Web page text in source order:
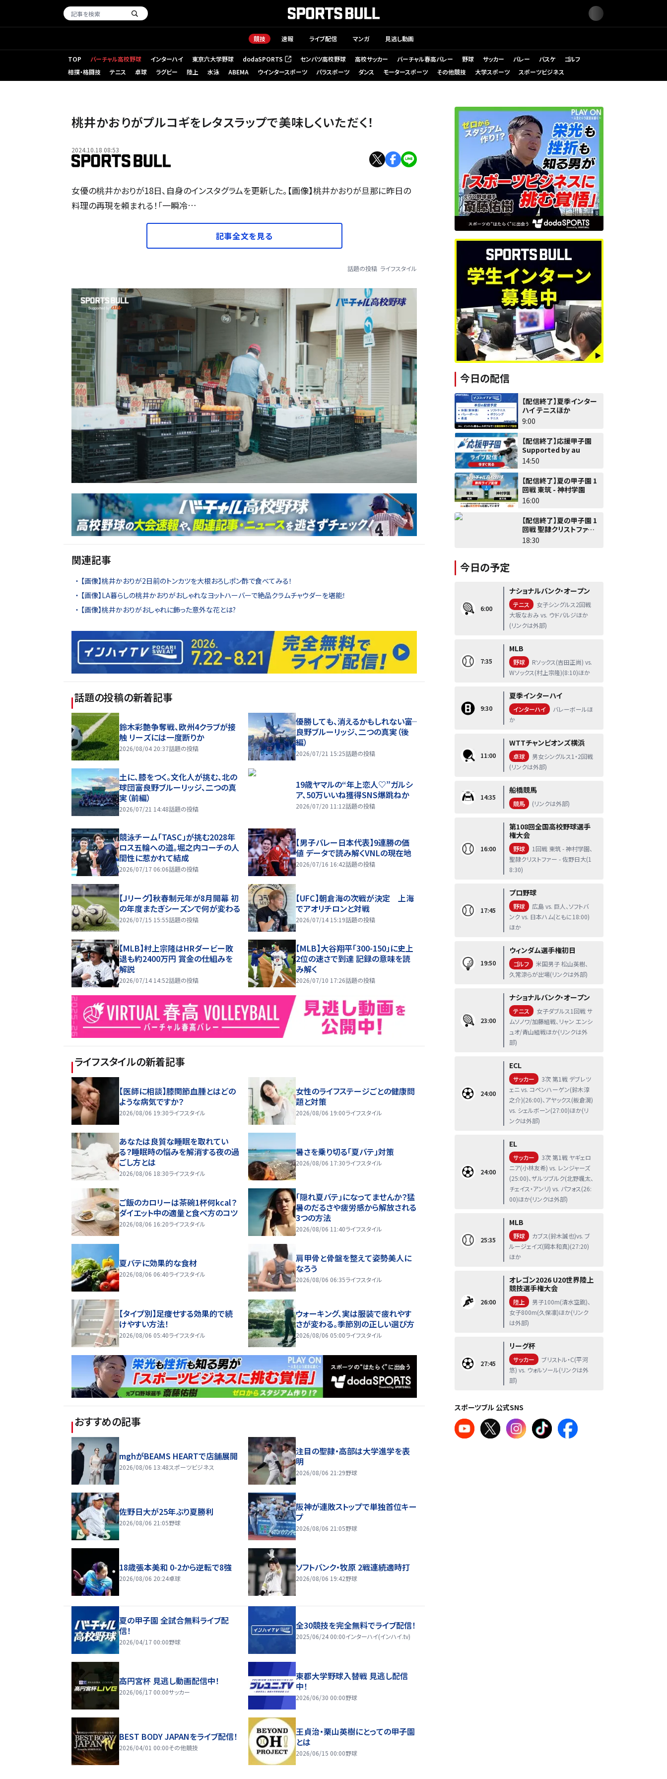
競技 速報 ライブ配信 マンガ 見逃し動画
TOP バーチャル高校野球 インターハイ 東京六大学野球 dodaSPORTS
（新しいタブで開く） センバツ高校野球 高校サッカー バーチャル春高バレー 野球 サッカー バレー バスケ
ゴルフ
相撲・格闘技
テニス 卓球 ラグビー 陸上 水泳 ABEMA ウインタースポーツ パラスポーツ ダンス モータースポーツ その他競技 大学スポーツ スポーツビジネス
桃井かおりがプルコギをレタスラップで美味しくいただく！
2024.10.18 08:53
女優の桃井かおりが18日、自身のインスタグラムを更新した。【画像】桃井かおりが旦那に昨日の
料理の再現を頼まれる！「一瞬冷…
記事全文を見る
話題の投稿 ライフスタイル
関連記事
【画像】桃井かおりが2日前のトンカツを大根おろしポン酢で食べてみる！
【画像】LA暮らしの桃井かおりがおしゃれなヨットハーバーで絶品クラムチャウダーを堪能！
【画像】桃井かおりがおしゃれに飾った意外な花とは?
話題の投稿の新着記事
鈴木彩艶争奪戦、欧州4クラブが接
触 リーズには一度断りか
2026/08/04 20:37話題の投稿
優勝しても、消えるかもしれない――富
良野ブルーリッジ、二つの真実（後
編）
2026/07/21 15:25話題の投稿
土に、膝をつく。文化人が挑む、北の
球団――富良野ブルーリッジ、二つの真
実（前編）
2026/07/21 14:48話題の投稿
19歳ヤマルの“年上恋人♡”ガルシ
ア、50万いいね獲得SNS爆跳ねか
2026/07/20 11:12話題の投稿
競泳チーム「TASC」が挑む2028年
ロス五輪への道。堀之内コーチの人
間性に惹かれて結成
2026/07/17 06:06話題の投稿
【男子バレー日本代表】9連勝の価
値 データで読み解くVNLの現在地
2026/07/16 16:42話題の投稿
【Jリーグ】秋春制元年が8月開幕 初
の年度またぎシーズンで何が変わる
2026/07/15 15:55話題の投稿
【UFC】朝倉海の次戦が決定 上海
でアオリチロンと対戦
2026/07/14 15:19話題の投稿
【MLB】村上宗隆はHRダービー敗
退も約2400万円 賞金の仕組みを
解説
2026/07/14 14:52話題の投稿
【MLB】大谷翔平「300-150」に史上
2位の速さで到達 記録の意味を読
み解く
2026/07/10 17:26話題の投稿
ライフスタイルの新着記事
【医師に相談】膝関節血腫とはどの
ような病気ですか？
2026/08/06 19:30ライフスタイル
女性のライフステージごとの健康問
題と対策
2026/08/06 19:00ライフスタイル
あなたは良質な睡眠を取れてい
る？睡眠時の悩みを解消する夜の過
ごし方とは
2026/08/06 18:30ライフスタイル
暑さを乗り切る「夏バテ」対策
2026/08/06 17:30ライフスタイル
ご飯のカロリーは茶碗1杯何kcal？
ダイエット中の適量と食べ方のコツ
2026/08/06 16:20ライフスタイル
「隠れ夏バテ」になってませんか？猛
暑のだるさや疲労感から解放される
3つの方法
2026/08/06 11:40ライフスタイル
夏バテに効果的な食材
2026/08/06 06:40ライフスタイル
肩甲骨と骨盤を整えて姿勢美人に
なろう
2026/08/06 06:35ライフスタイル
【タイプ別】足痩せする効果的で続
けやすい方法！
2026/08/06 05:40ライフスタイル
ウォーキング、実は服装で疲れやす
さが変わる。季節別の正しい選び方
2026/08/06 05:00ライフスタイル
おすすめの記事
mghがBEAMS HEARTで店舗展開
2026/08/06 13:48スポーツビジネス
注目の聖隷・高部は大学進学を表
明
2026/08/06 21:29野球
佐野日大が25年ぶり夏勝利
2026/08/06 21:05野球
阪神が連敗ストップで単独首位キー
プ
2026/08/06 21:05野球
18歳張本美和 0-2から逆転で8強
2026/08/06 20:24卓球
ソフトバンク・牧原 2戦連続適時打
2026/08/06 19:42野球
夏の甲子園 全試合無料ライブ配
信！
2026/04/17 00:00野球
全30競技を完全無料でライブ配信！
2025/06/24 00:00インターハイ(インハイ.tv)
高円宮杯 見逃し動画配信中！
2026/06/17 00:00サッカー
東都大学野球入替戦 見逃し配信
中！
2026/06/30 00:00野球
BEST BODY JAPANをライブ配信！
2026/04/01 00:00その他競技
王貞治・栗山英樹にとっての甲子園
とは
2026/06/15 00:00野球
今日の配信
【配信終了】夏季インター
ハイ テニスほか
9:00
【配信終了】応援甲子園
Supported by au
14:50
【配信終了】夏の甲子園 1
回戦 東筑 - 神村学園
16:00
【配信終了】夏の甲子園 1
回戦 聖隷クリストファー -
佐野日大
18:30
今日の予定
6:00
ナショナルバンク・オープン
テニス
女子シングルス2回戦
大坂なおみ vs. ウドバルジほか
(リンクは外部)
7:35
MLB
野球
Rソックス(吉田正尚) vs.
Wソックス(村上宗隆)(8:10)ほか
9:30
夏季インターハイ
インターハイ
バレーボールほ
か
11:00
WTTチャンピオンズ横浜
卓球
男女シングルス1・2回戦
(リンクは外部)
14:35
船橋競馬
競馬 (リンクは外部)
16:00
第108回全国高校野球選手
権大会
野球
1回戦 東筑 - 神村学園、
聖隷クリストファー - 佐野日大(1
8:30)
17:45
プロ野球
野球
広島 vs. 巨人、ソフトバ
ンク vs. 日本ハム(ともに18:00)
ほか
19:50
ウィンダム選手権初日
ゴルフ
米国男子 松山英樹、
久常涼らが出場(リンクは外部)
23:00
ナショナルバンク・オープン
テニス
女子ダブルス1回戦 サ
ムソノワ/加藤組戦、リャン エンシ
ュオ/青山組戦ほか(リンクは外
部)
24:00
ECL
サッカー
3次 第1戦 デブレツ
ェニ vs. コペンハーゲン(鈴木淳
之介)(26:00)、アヤックス(板倉滉)
vs. シェルボーン(27:00)ほか(リ
ンクは外部)
24:00
EL
サッカー
3次 第1戦 ヤギェロ
ニア(小林友希) vs. レンジャーズ
(25:00)、ザルツブルク(北野颯太、
チェイス・アンリ) vs. パフォス(26:
00)ほか(リンクは外部)
25:35
MLB
野球
カブス(鈴木誠也)vs. ブ
ルージェイズ(岡本和真)(27:20)
ほか
26:00
オレゴン2026 U20世界陸上
競技選手権大会
陸上
男子100m(清水空跳)、
女子800m(久保凛)ほか(リンク
は外部)
27:45
リーグ杯
サッカー
ブリストル・C(平河
悠) vs. ウォルソール(リンクは外
部)
スポーツブル 公式SNS